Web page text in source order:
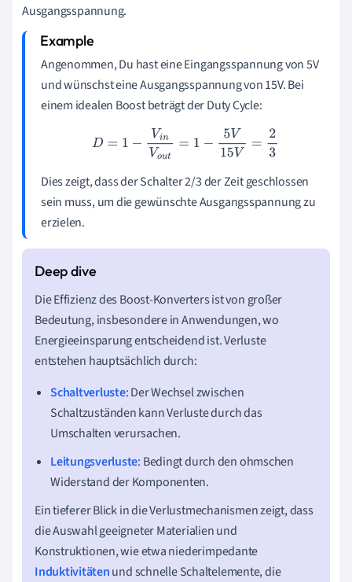
Ausgangsspannung.
Angenommen, Du hast eine Eingangsspannung von 5V
und wünschst eine Ausgangsspannung von 15V. Bei
einem idealen Boost beträgt der Duty Cycle:
D 1− VinVo ut= 1− 5V 15V=23
Dies zeigt, dass der Schalter 2/3 der Zeit geschlossen
sein muss, um die gewünschte Ausgangsspannung zu
erzielen.
Die Effizienz des Boost-Konverters ist von großer
Bedeutung, insbesondere in Anwendungen, wo
Energieeinsparung entscheidend ist. Verluste
entstehen hauptsächlich durch:
Schaltverluste: Der Wechsel zwischen
Schaltzuständen kann Verluste durch das
Umschalten verursachen.
Leitungsverluste: Bedingt durch den ohmschen
Widerstand der Komponenten.
Ein tieferer Blick in die Verlustmechanismen zeigt, dass
die Auswahl geeigneter Materialien und
Konstruktionen, wie etwa niederimpedante
Induktivitätenund schnelle Schaltelemente, die